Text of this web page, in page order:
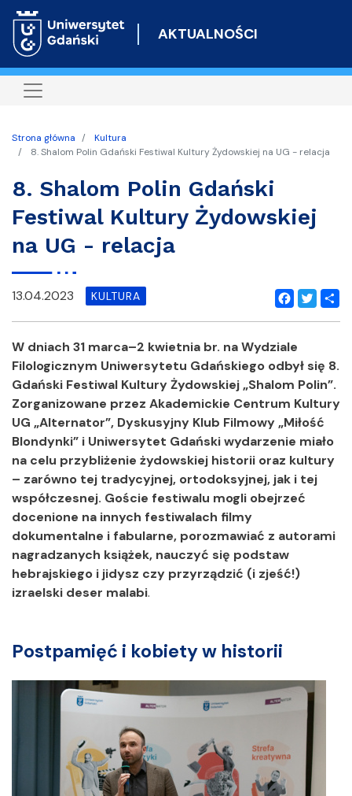
do
AKTUALNOŚCI
Strona główna
Kultura
8. Shalom Polin Gdański Festiwal Kultury Żydowskiej na UG - relacja
8. Shalom Polin Gdański
Festiwal Kultury Żydowskiej
na UG - relacja
Facebook
Twitter
13.04.2023 KULTURA
W dniach 31 marca–2 kwietnia br. na Wydziale
Filologicznym Uniwersytetu Gdańskiego odbył się 8.
Gdański Festiwal Kultury Żydowskiej „Shalom Polin”.
Zorganizowane przez Akademickie Centrum Kultury
UG „Alternator”, Dyskusyjny Klub Filmowy „Miłość
Blondynki” i Uniwersytet Gdański wydarzenie miało
na celu przybliżenie żydowskiej historii oraz kultury
– zarówno tej tradycyjnej, ortodoksyjnej, jak i tej
współczesnej. Goście festiwalu mogli obejrzeć
docenione na innych festiwalach filmy
dokumentalne i fabularne, porozmawiać z autorami
nagradzanych książek, nauczyć się podstaw
hebrajskiego i jidysz czy przyrządzić (i zjeść!)
izraelski deser malabi.
Postpamięć i kobiety w historii